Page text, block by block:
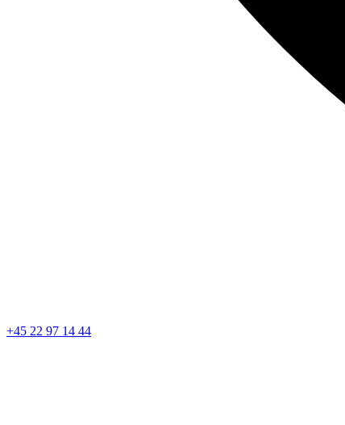
+45 22 97 14 44